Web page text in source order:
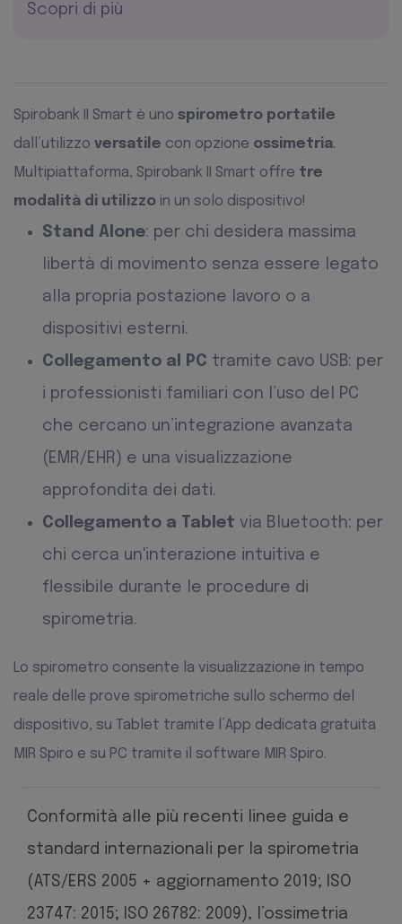
Scopri di più
Spirobank II Smart è uno spirometro portatile
dall’utilizzo versatile con opzione ossimetria.
Multipiattaforma, Spirobank II Smart offre tre
modalità di utilizzo in un solo dispositivo!
Stand Alone: per chi desidera massima
libertà di movimento senza essere legato
alla propria postazione lavoro o a
dispositivi esterni.
Collegamento al PC tramite cavo USB: per
i professionisti familiari con l’uso del PC
che cercano un’integrazione avanzata
(EMR/EHR) e una visualizzazione
approfondita dei dati.
Collegamento a
Tablet via Bluetooth: per
chi cerca un'interazione intuitiva e
flessibile durante le procedure di
spirometria.
Lo spirometro consente la visualizzazione in tempo
reale delle prove spirometriche sullo schermo del
dispositivo, su Tablet tramite l’App dedicata gratuita
MIR Spiro e su PC tramite il software MIR Spiro.
Conformità alle più recenti linee guida e
standard internazionali per la spirometria
(ATS/ERS 2005 + aggiornamento 2019; ISO
23747: 2015; ISO 26782: 2009), l’ossimetria